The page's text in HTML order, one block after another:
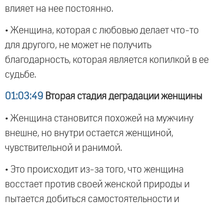
влияет на нее постоянно.
• Женщина, которая с любовью делает что-то
для другого, не может не получить
благодарность, которая является копилкой в ее
судьбе.
01:03:49 Вторая стадия деградации женщины
• Женщина становится похожей на мужчину
внешне, но внутри остается женщиной,
чувствительной и ранимой.
• Это происходит из-за того, что женщина
восстает против своей женской природы и
пытается добиться самостоятельности и